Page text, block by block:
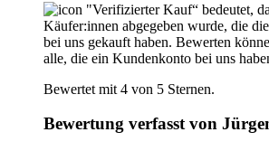
"Verifizierter Kauf“ bedeutet,
Käufer:innen abgegeben wurde, die
bei uns gekauft haben. Bewerten
alle, die ein Kundenkonto bei uns
Bewertet mit 4 von 5 Sternen.
Bewertung verfasst von